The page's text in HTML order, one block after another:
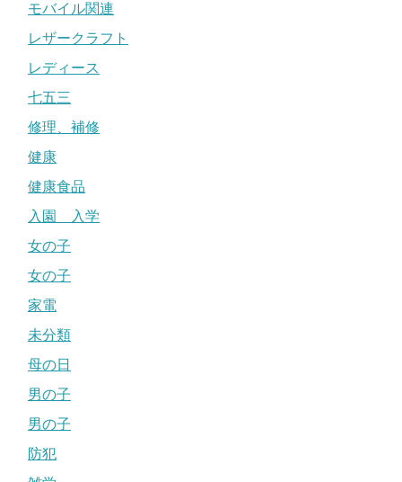
モバイル関連
レザークラフト
レディース
七五三
修理、補修
健康
健康食品
入園 入学
女の子
女の子
家電
未分類
母の日
男の子
男の子
防犯